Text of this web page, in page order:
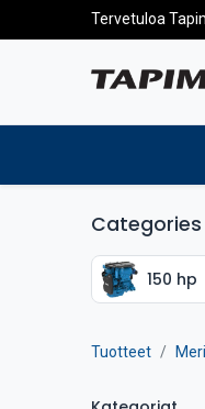
Tervetuloa
Categories
150 hp
Tuotteet